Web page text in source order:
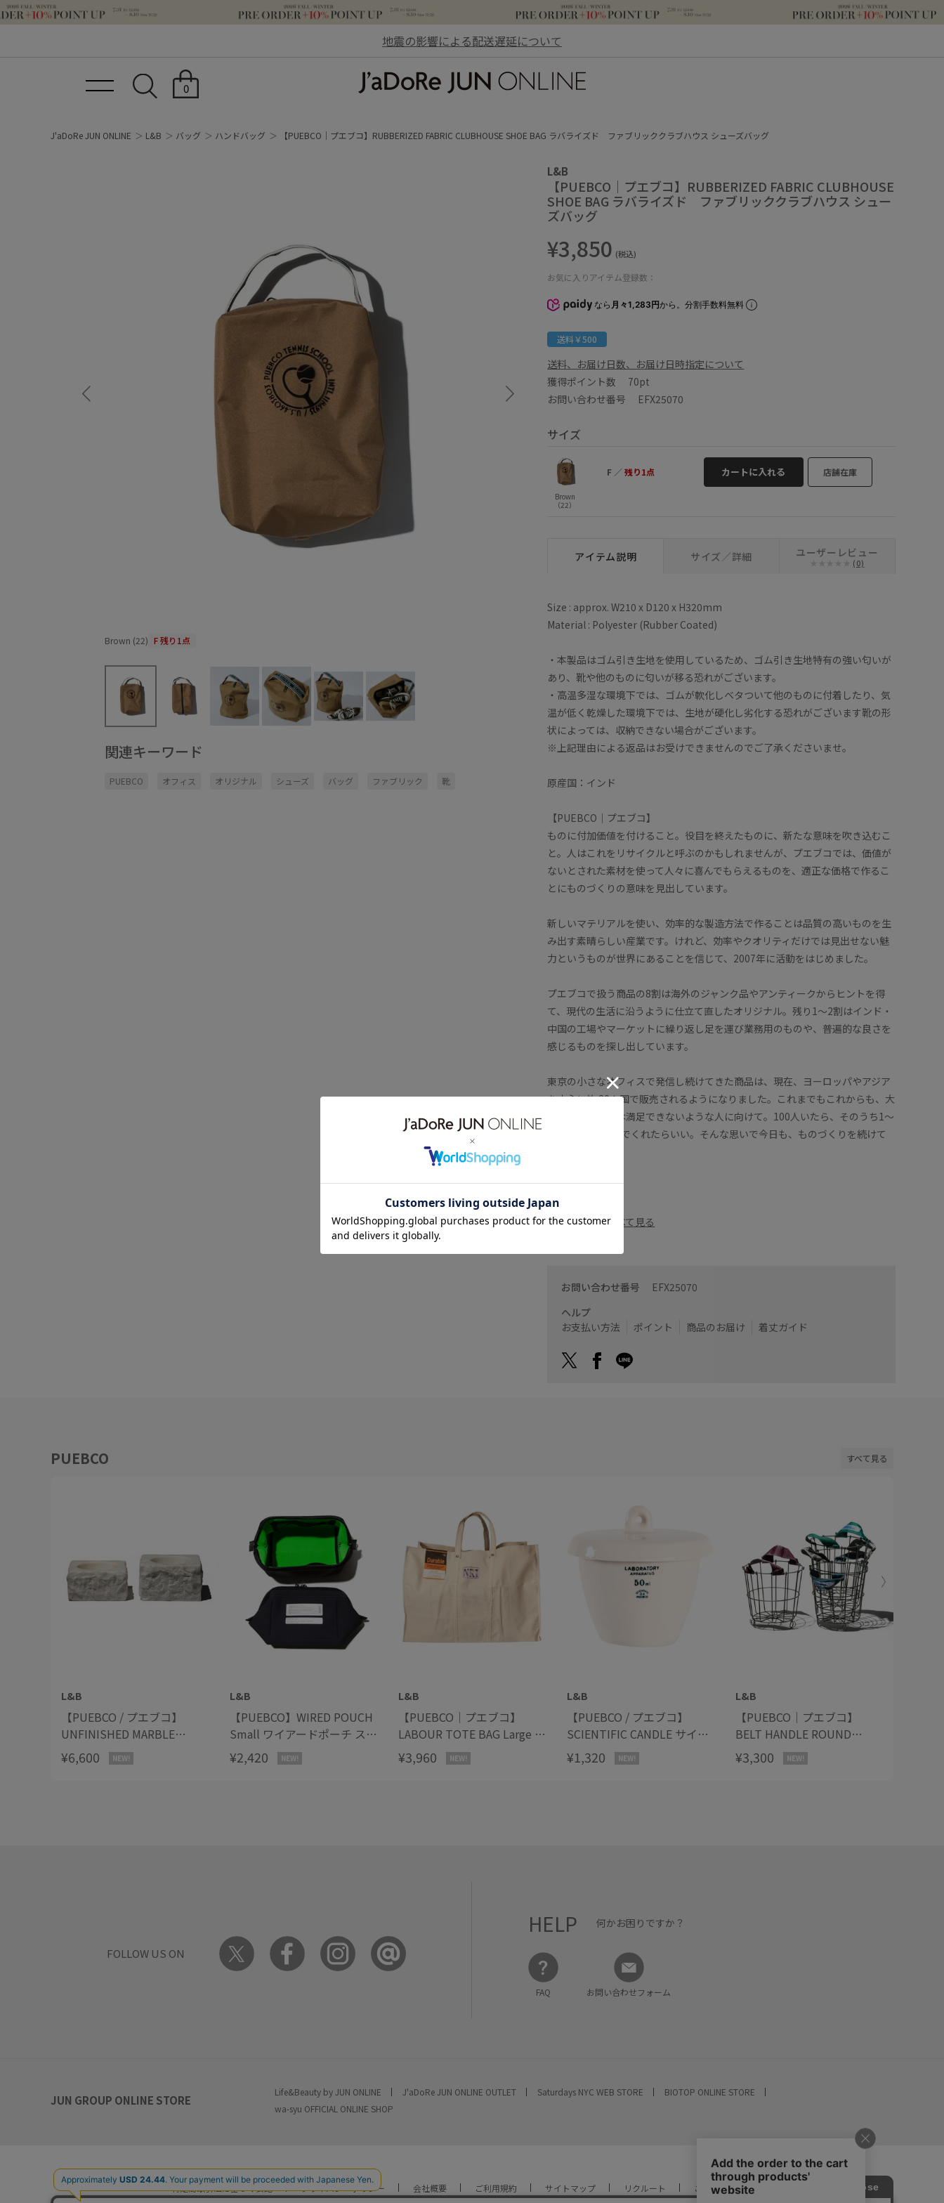
地震の影響による配送遅延について
0
J'aDoRe JUN ONLINE L&B バッグ ハンドバッグ 【PUEBCO｜プエブコ】RUBBERIZED FABRIC CLUBHOUSE SHOE BAG ラバライズド ファブリッククラブハウス シューズバッグ
Brown (22) F残り1点
関連キーワード
PUEBCO オフィス オリジナル シューズ バッグ ファブリック 靴
L&B
【PUEBCO｜プエブコ】RUBBERIZED FABRIC CLUBHOUSE
SHOE BAG ラバライズド ファブリッククラブハウス シュー
ズバッグ
¥3,850 (税込)
お気に入りアイテム登録数：
なら 月々1,283円から。分割手数料無料
送料￥500
送料、お届け日数、お届け日時指定について
獲得ポイント数 70pt
お問い合わせ番号 EFX25070
サイズ
Brown
（22）
F ／残り1点 カートに入れる 店舗在庫
アイテム説明 サイズ／詳細 ユーザーレビュー
(0)
Size : approx. W210 x D120 x H320mm
Material : Polyester (Rubber Coated)
・本製品はゴム引き生地を使用しているため、ゴム引き生地特有の強い匂いが
あり、靴や他のものに匂いが移る恐れがございます。
・高温多湿な環境下では、ゴムが軟化しベタついて他のものに付着したり、気
温が低く乾燥した環境下では、生地が硬化し劣化する恐れがございます靴の形
状によっては、収納できない場合がございます。
※上記理由による返品はお受けできませんのでご了承くださいませ。
原産国：インド
【PUEBCO｜プエブコ】
ものに付加価値を付けること。役目を終えたものに、新たな意味を吹き込むこ
と。人はこれをリサイクルと呼ぶのかもしれませんが、プエブコでは、価値が
ないとされた素材を使って人々に喜んでもらえるものを、適正な価格で作るこ
とにものづくりの意味を見出しています。
新しいマテリアルを使い、効率的な製造方法で作ることは品質の高いものを生
み出す素晴らしい産業です。けれど、効率やクオリティだけでは見出せない魅
力というものが世界にあることを信じて、2007年に活動をはじめました。
プエブコで扱う商品の8割は海外のジャンク品やアンティークからヒントを得
て、現代の生活に沿うように仕立て直したオリジナル。残り1〜2割はインド・
中国の工場やマーケットに繰り返し足を運び業務用のものや、普遍的な良さを
感じるものを探し出しています。
東京の小さなオフィスで発信し続けてきた商品は、現在、ヨーロッパやアジア
を中心に約 30カ国で販売されるようになりました。これまでもこれからも、大
衆向けの商品では満足できないような人に向けて。100人いたら、そのうち1〜
2人ぐらいが喜んでくれたらいい。そんな思いで今日も、ものづくりを続けて
■PUEBCOをすべて見る
お問い合わせ番号 EFX25070
ヘルプ
お支払い方法
ポイント 商品のお届け 着丈ガイド
PUEBCO すべて見る
L&B
【PUEBCO / プエブコ】
UNFINISHED MARBLE
BOWL アンフィニッシュド
マーブルボウル
¥6,600 NEW!
L&B
【PUEBCO】WIRED POUCH
Small ワイアードポーチ ス
モール
¥2,420 NEW!
L&B
【PUEBCO｜プエブコ】
LABOUR TOTE BAG Large レ
イバートートバッグ ラージ
¥3,960 NEW!
L&B
【PUEBCO / プエブコ】
SCIENTIFIC CANDLE サイエ
ンティフィック キャンドル
50ml
¥1,320 NEW!
L&B
【PUEBCO｜プエブコ】
BELT HANDLE ROUND
BASKET
¥3,300 NEW!
FOLLOW US ON
HELP 何かお困りですか？
FAQ お問い合わせフォーム
JUN GROUP ONLINE STORE
Life&Beauty by JUN ONLINE J'aDoRe JUN ONLINE OUTLET Saturdays NYC WEB STORE
BIOTOP ONLINE STORE
wa-syu OFFICIAL ONLINE SHOP
特定商取引法に基づく表記 プライバシーポリシー 会社概要 ご利用規約 サイトマップ リクルート ご利用ガイド